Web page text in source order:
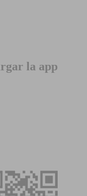
la app